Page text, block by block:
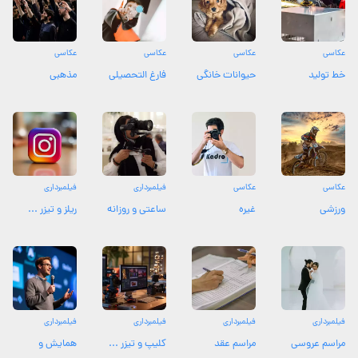
عکاسی
خط تولید
عکاسی
حیوانات خانگی
عکاسی
فارغ التحصیلی
عکاسی
مذهبی
عکاسی
ورزشی
عکاسی
غیره
فیلمبرداری
ساعتی و روزانه
فیلمبرداری
ریلز و تیزر ...
فیلمبرداری
مراسم عروسی
فیلمبرداری
مراسم عقد
فیلمبرداری
کلیپ و تیزر ...
فیلمبرداری
همایش و